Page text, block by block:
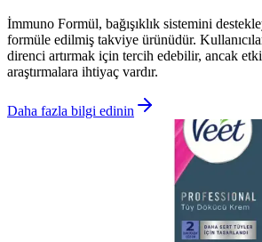
İmmuno Formül, bağışıklık sistemini
formüle edilmiş takviye ürünüdür.
direnci artırmak için tercih edebilir, ancak
araştırmalara ihtiyaç vardır.
Daha fazla bilgi edinin